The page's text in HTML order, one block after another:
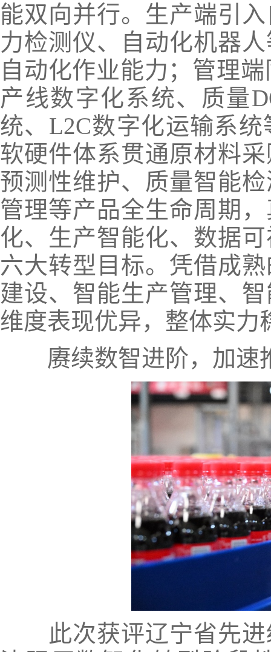
能双向并行。生产端引
力检测仪、自动化机器
自动化作业能力；管理
产线数字化系统、质量
统、L2C数字化运输系
软硬件体系贯通原材料
预测性维护、质量智能
管理等产品全生命周期
化、生产智能化、数据
六大转型目标。凭借成
建设、智能生产管理、
维度表现优异，整体实力
赓续数智进阶，加速
此次获评辽宁省先进